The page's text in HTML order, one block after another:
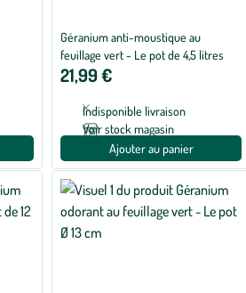
Géranium anti-moustique au
feuillage vert - Le pot de 4,5 litres
21,99 €
Indisponible livraison
Voir stock magasin
Ajouter au panier